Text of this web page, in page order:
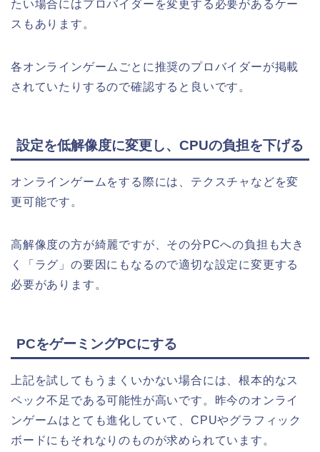
たい場合にはプロバイダーを変更する必要があるケー
スもあります。
各オンラインゲームごとに推奨のプロバイダーが掲載
されていたりするので確認すると良いです。
設定を低解像度に変更し、CPUの負担を下げる
オンラインゲームをする際には、テクスチャなどを変
更可能です。
高解像度の方が綺麗ですが、その分PCへの負担も大き
く「ラグ」の要因にもなるので適切な設定に変更する
必要があります。
PCをゲーミングPCにする
上記を試してもうまくいかない場合には、根本的なス
ペック不足である可能性が高いです。昨今のオンライ
ンゲームはとても進化していて、CPUやグラフィック
ボードにもそれなりのものが求められています。